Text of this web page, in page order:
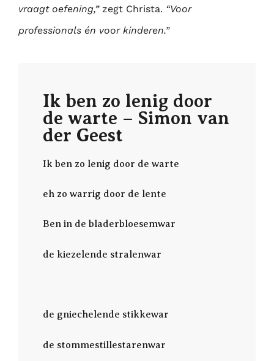
vraagt oefening,”zegt Christa. “Voor
professionals én voor kinderen.”
Ik ben zo lenig door
de warte – Simon van
der Geest
Ik ben zo lenig door de warte
eh zo warrig door de lente
Ben in de bladerbloesemwar
de kiezelende stralenwar
de gniechelende stikkewar
de stommestillestarenwar